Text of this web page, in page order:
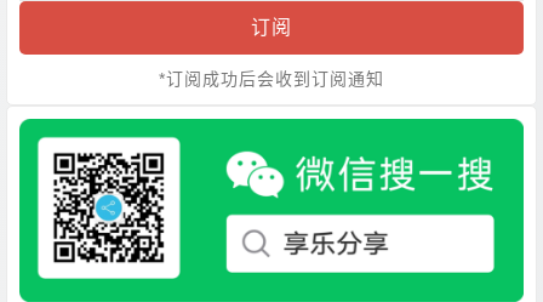
订阅
*订阅成功后会收到订阅通知